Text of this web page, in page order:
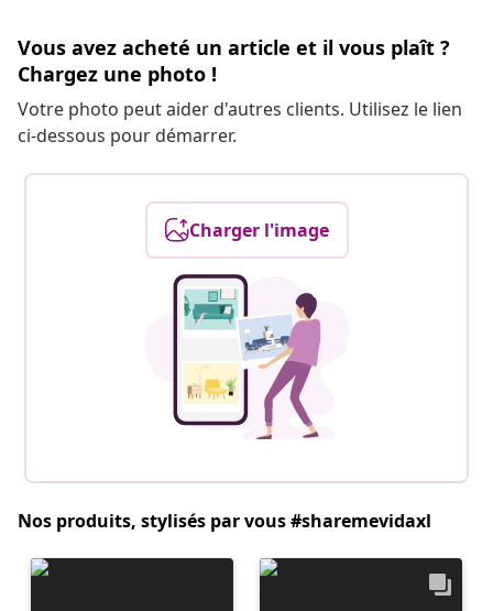
Vous avez acheté un article et il vous plaît ?
Chargez une photo !
Votre photo peut aider d'autres clients. Utilisez le lien
ci-dessous pour démarrer.
Charger l'image
Nos produits, stylisés par vous #sharemevidaxl